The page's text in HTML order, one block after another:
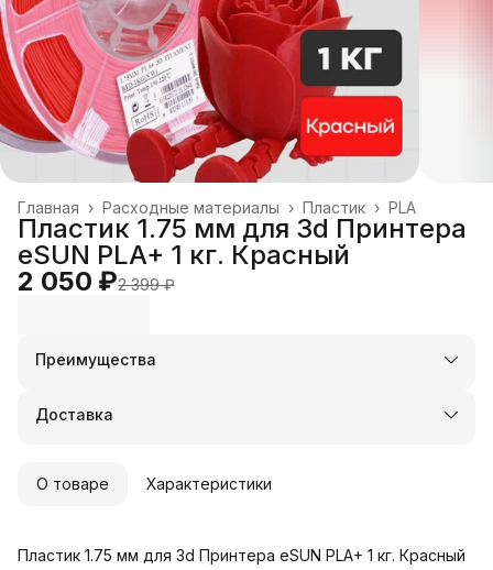
PLA
Пластик ›
Расходные материалы ›
Главная ›
Пластик 1.75 мм для 3d Принтера
eSUN PLA+ 1 кг. Красный
2 050 ₽2 399 ₽
Преимущества
Оплата частями в Сплит
Удобный возврат
Доставка
О товаре Характеристики
Пластик 1.75 мм для 3d Принтера eSUN PLA+ 1 кг. Красный